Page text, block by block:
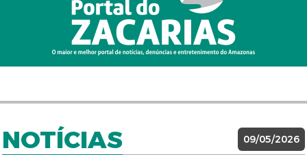
NOTÍCIAS 09/05/2026